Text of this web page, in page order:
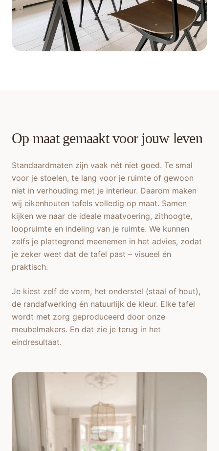
Op maat gemaakt voor jouw leven
Standaardmaten zijn vaak nét niet goed. Te smal
voor je stoelen, te lang voor je ruimte of gewoon
niet in verhouding met je interieur. Daarom maken
wij eikenhouten tafels volledig op maat. Samen
kijken we naar de ideale maatvoering, zithoogte,
loopruimte en indeling van je ruimte. We kunnen
zelfs je plattegrond meenemen in het advies, zodat
je zeker weet dat de tafel past – visueel én
praktisch.
Je kiest zelf de vorm, het onderstel (staal of hout),
de randafwerking én natuurlijk de kleur. Elke tafel
wordt met zorg geproduceerd door onze
meubelmakers. En dat zie je terug in het
eindresultaat.